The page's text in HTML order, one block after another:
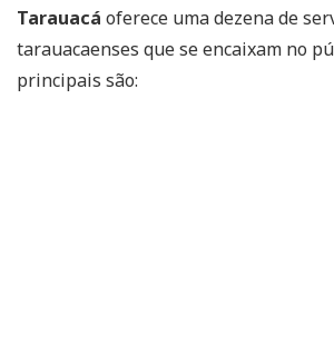
Tarauacá oferece uma dezena de
tarauacaenses que se encaixam no
principais são: